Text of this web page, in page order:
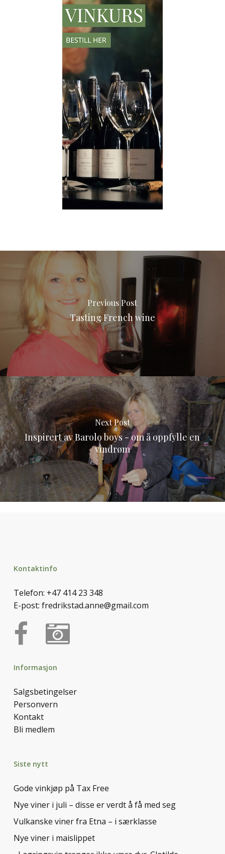
Previous Post
Tasting French wine
Next Post
Inspirert av Barolo boys - om å oppfylle en
vindrøm
Kontaktinfo
Telefon: +47 414 23 348
E-post: fredrikstad.anne@gmail.com
Informasjon
Salgsbetingelser
Personvern
Kontakt
Bli medlem
Siste nytt
Gode vinkjøp på Tax Free
Nye viner i juli – disse er verdt å få med seg
Vulkanske viner fra Etna – i særklasse
Nye viner i maislippet